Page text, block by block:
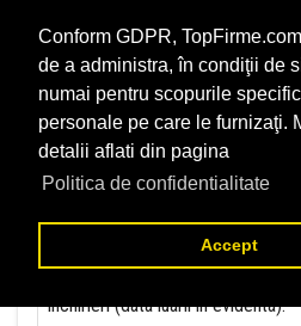
Conform GDPR,
de a administra, în condiţii de
numai pentru scopurile
personale pe care le furnizaţi.
detalii aflati din pagina
Politica de confidentialitate
Accept
evidenta):
Taxa jocuri de noroc (data luarii
Impozit pe veniturile din salarii si
salariilor (data luarii in evidenta):
productia interna (data luarii in
inchirieri (data luarii in evidenta):